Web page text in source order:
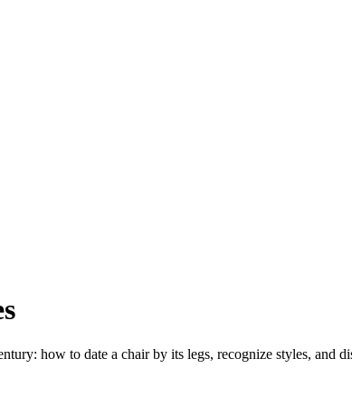
how to date a chair by its legs, recognize styles, and